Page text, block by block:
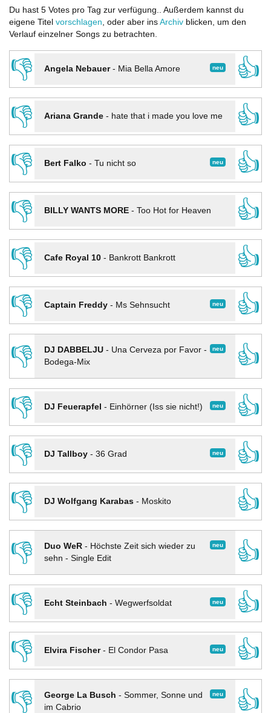
Du hast 5 Votes pro Tag zur verfügung.. Außerdem kannst du
eigene Titel vorschlagen, oder aber ins Archiv blicken, um den
Verlauf einzelner Songs zu betrachten.
👎 neu
Angela Nebauer- Mia Bella Amore
👍
👎
Ariana Grande- hate that i made you love me
👍
👎
neu
Bert Falko - Tu nicht so
👍
👎
BILLY WANTS MORE- Too Hot for Heaven
👍
👎
Cafe Royal 10- Bankrott Bankrott
👍
👎
neu
Captain Freddy- Ms Sehnsucht
👍
👎
neu
DJ DABBELJU- Una Cerveza por Favor -
Bodega-Mix
👍
👎
neu
DJ Feuerapfel - Einhörner (Iss sie nicht!)
👍
👎
neu
DJ Tallboy- 36 Grad
👍
👎
DJ Wolfgang Karabas- Moskito
👍
👎
neu
Duo WeR- Höchste Zeit sich wieder zu
sehn - Single Edit
👍
👎
neu
Echt Steinbach - Wegwerfsoldat
👍
👎
neu
Elvira Fischer- El Condor Pasa
👍
👎
neu
George La Busch - Sommer, Sonne und
im Cabrio
👍